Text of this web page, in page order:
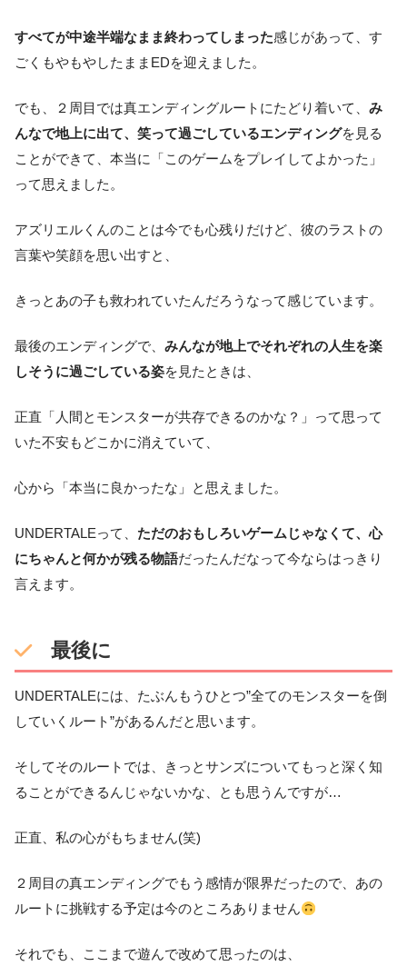
すべてが中途半端なまま終わってしまった感じがあって、す
ごくもやもやしたままEDを迎えました。
でも、２周目では真エンディングルートにたどり着いて、 み
んなで地上に出て、笑って過ごしているエンディングを見る
ことができて、本当に「このゲームをプレイしてよかった」
って思えました。
アズリエルくんのことは今でも心残りだけど、彼のラストの
言葉や笑顔を思い出すと、
きっとあの子も救われていたんだろうなって感じています。
最後のエンディングで、 みんなが地上でそれぞれの人生を楽
しそうに過ごしている姿を見たときは、
正直「人間とモンスターが共存できるのかな？」って思って
いた不安もどこかに消えていて、
心から「本当に良かったな」と思えました。
UNDERTALEって、 ただのおもしろいゲームじゃなくて、心
にちゃんと何かが残る物語だったんだなって今ならはっきり
言えます。
最後に
UNDERTALEには、たぶんもうひとつ”全てのモンスターを倒
していくルート”があるんだと思います。
そしてそのルートでは、きっとサンズについてもっと深く知
ることができるんじゃないかな、とも思うんですが…
正直、私の心がもちません(笑)
２周目の真エンディングでもう感情が限界だったので、あの
ルートに挑戦する予定は今のところありません
それでも、ここまで遊んで改めて思ったのは、